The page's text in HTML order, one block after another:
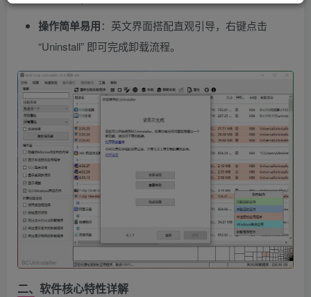
操作简单易用：英文界面搭配直观引导，右键点击
“Uninstall” 即可完成卸载流程。
二、软件核心特性详解